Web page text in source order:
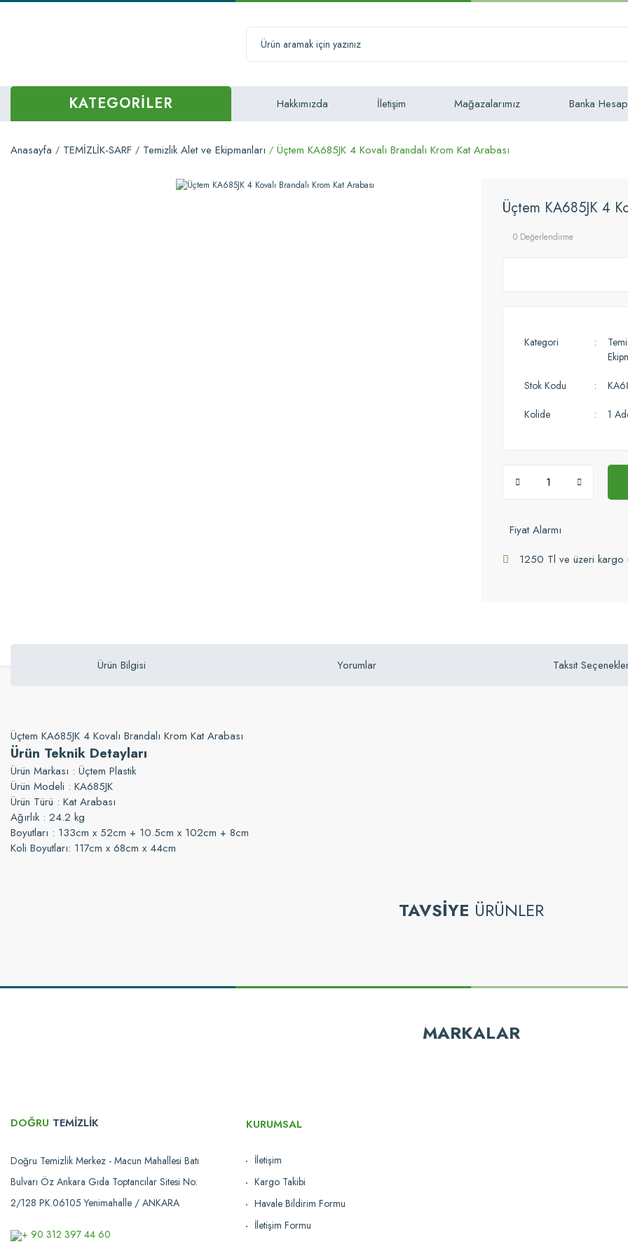
KATEGORİLER Hakkımızda İletişim Mağazalarımız Banka
Anasayfa TEMİZLİK-SARF Temizlik Alet ve Ekipmanları Üçtem KA685JK 4 Kovalı Brandalı Krom Kat Arabası
Üçtem KA685JK 4
0 Değerlendirme
Kategori
Stok Kodu
Kolide 1
Fiyat Alarmı
1250 Tl ve üzeri kargo
Ürün Bilgisi Yorumlar Taksit
Üçtem KA685JK 4 Kovalı Brandalı Krom Kat Arabası
Ürün Teknik Detayları
Ürün Markası : Üçtem Plastik
Ürün Modeli : KA685JK
Ürün Türü : Kat Arabası
Ağırlık : 24.2 kg
Boyutları : 133cm x 52cm + 10.5cm x 102cm + 8cm
Koli Boyutları: 117cm x 68cm x 44cm
Bu ürünün fiyat bilgisi, resim, ürün açıklamalarında ve diğer konularda yetersiz gördüğünüz noktaları öneri formunu kullanarak tarafımıza iletebilirsiniz.
Ürün bilgilerinde hatalar bulunuyor.
TAVSİYE ÜRÜNLER
Üçtem-Plas®
Üçtem KA625JK Brandalı 2 Kovalı Krom Kat Arabası
MARKALAR
DOĞRU TEMİZLİK
Doğru Temizlik Merkez - Macun Mahallesi Batı
Bulvarı Öz Ankara Gıda Toptancılar Sitesi No:
2/128 PK.06105 Yenimahalle / ANKARA
+ 90 312 397 44 60
KURUMSAL
İletişim
Kargo Takibi
Havale Bildirim Formu
İletişim Formu